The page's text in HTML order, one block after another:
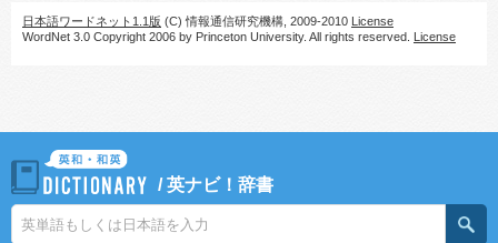
日本語ワードネット1.1版 (C) 情報通信研究機構, 2009-2010 License
WordNet 3.0 Copyright 2006 by Princeton University. All rights reserved. License
/英ナビ！辞書